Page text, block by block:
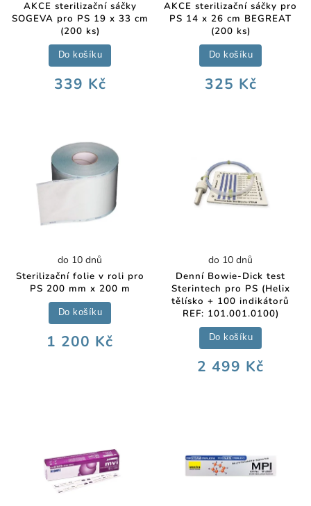
AKCE sterilizační sáčky
SOGEVA pro PS 19 x 33 cm
(200 ks)
339 Kč
Do košíku
AKCE sterilizační sáčky pro
PS 14 x 26 cm BEGREAT
(200 ks)
325 Kč
Do košíku
Sterilizační folie v roli pro
PS 200 mm x 200 m
do 10 dnů
1 200 Kč
Do košíku
Denní Bowie-Dick test
Sterintech pro PS (Helix
tělísko + 100 indikátorů
REF: 101.001.0100)
do 10 dnů
2 499 Kč
Do košíku